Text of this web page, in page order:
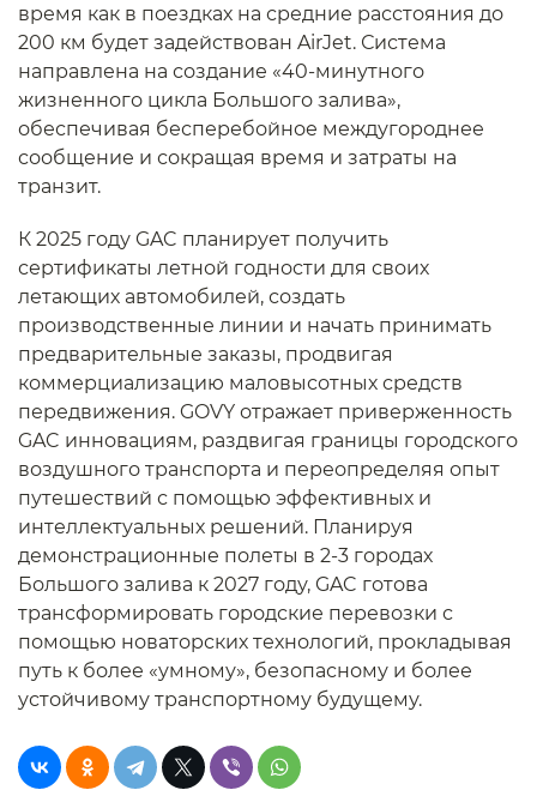
время как в поездках на средние расстояния до
200 км будет задействован AirJet. Система
направлена на создание «40-минутного
жизненного цикла Большого залива»,
обеспечивая бесперебойное междугороднее
сообщение и сокращая время и затраты на
транзит.
К 2025 году GAC планирует получить
сертификаты летной годности для своих
летающих автомобилей, создать
производственные линии и начать принимать
предварительные заказы, продвигая
коммерциализацию маловысотных средств
передвижения. GOVY отражает приверженность
GAC инновациям, раздвигая границы городского
воздушного транспорта и переопределяя опыт
путешествий с помощью эффективных и
интеллектуальных решений. Планируя
демонстрационные полеты в 2-3 городах
Большого залива к 2027 году, GAC готова
трансформировать городские перевозки с
помощью новаторских технологий, прокладывая
путь к более «умному», безопасному и более
устойчивому транспортному будущему.